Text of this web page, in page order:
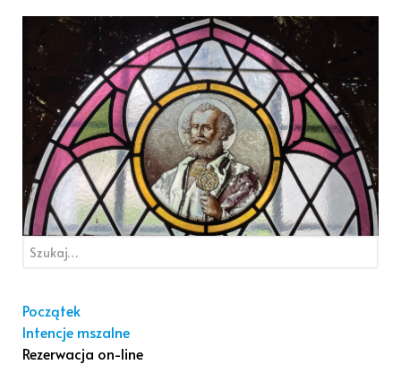
Początek
Intencje mszalne
Rezerwacja on-line